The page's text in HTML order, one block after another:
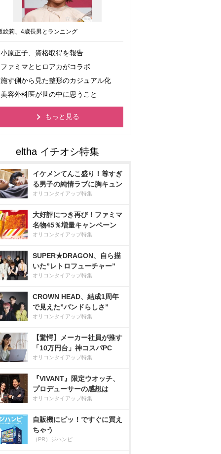
絵莉、4歳長男とランニング
小原正子、資格取得を報告
ファミマとヒロアカがコラボ
施す側から見た整形のカジュアル化
美容外科医が世の中に思うこと
もっと見る
イケメンてんこ盛り！尊すぎ
る男子の純情ラブに胸キュン
オリコンタイアップ特集
大好評につき再び！ファミマ
名物45％増量キャンペーン
オリコンタイアップ特集
SUPER★DRAGON、自ら描
いた”レトロフューチャー”
オリコンタイアップ特集
CROWN HEAD、結成1周年
で見えた”バンドらしさ”
オリコンタイアップ特集
【驚愕】メーカー社員が推す
「10万円台」神コスパPC
オリコンタイアップ特集
『VIVANT』限定ウオッチ、
プロデューサーの感想は
オリコンタイアップ特集
自販機にピッ！ですぐに買え
ちゃう
（PR）ジハンピ